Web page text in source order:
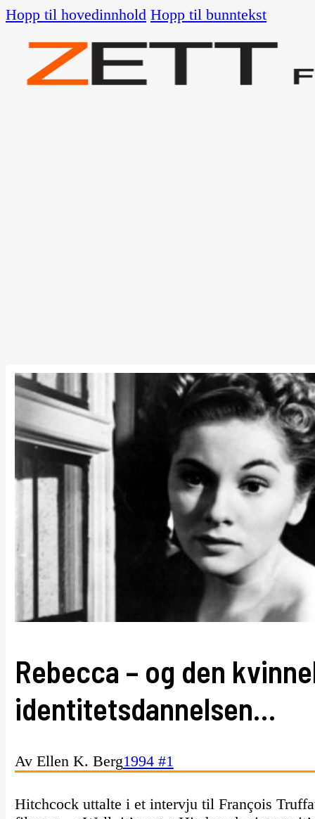
Hopp til hovedinnhold Hopp til bunntekst
Rebecca – og den
identitetsdannelsen…
Av Ellen K. Berg1994 #1
Hitchcock uttalte i et intervju til François